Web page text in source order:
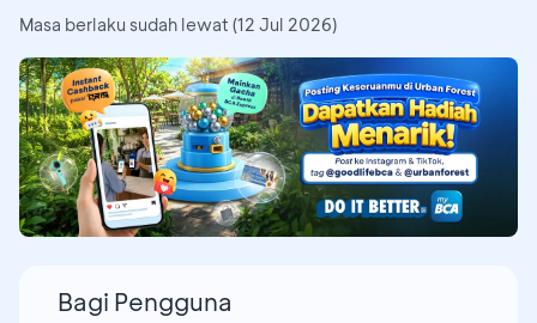
Masa berlaku sudah lewat (12 Jul 2026)
Bagi Pengguna